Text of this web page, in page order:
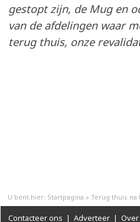
gestopt zijn, de Mug en
van de afdelingen waar
terug thuis, onze
U bent hier: Startpagina » Terug thuis na
Contacteer ons | Adverteer |